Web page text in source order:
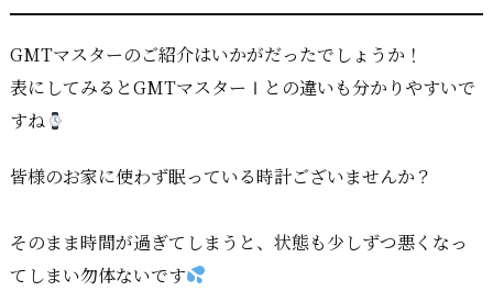
GMTマスターのご紹介はいかがだったでしょうか！
表にしてみるとGMTマスターⅠとの違いも分かりやすいで
すね
皆様のお家に使わず眠っている時計ございませんか？
そのまま時間が過ぎてしまうと、状態も少しずつ悪くなっ
てしまい勿体ないです